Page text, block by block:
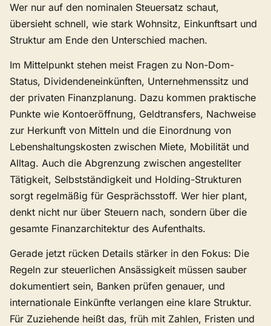
Wer nur auf den nominalen Steuersatz schaut,
übersieht schnell, wie stark Wohnsitz, Einkunftsart und
Struktur am Ende den Unterschied machen.
Im Mittelpunkt stehen meist Fragen zu Non-Dom-
Status, Dividendeneinkünften, Unternehmenssitz und
der privaten Finanzplanung. Dazu kommen praktische
Punkte wie Kontoeröffnung, Geldtransfers, Nachweise
zur Herkunft von Mitteln und die Einordnung von
Lebenshaltungskosten zwischen Miete, Mobilität und
Alltag. Auch die Abgrenzung zwischen angestellter
Tätigkeit, Selbstständigkeit und Holding-Strukturen
sorgt regelmäßig für Gesprächsstoff. Wer hier plant,
denkt nicht nur über Steuern nach, sondern über die
gesamte Finanzarchitektur des Aufenthalts.
Gerade jetzt rücken Details stärker in den Fokus: Die
Regeln zur steuerlichen Ansässigkeit müssen sauber
dokumentiert sein, Banken prüfen genauer, und
internationale Einkünfte verlangen eine klare Struktur.
Für Zuziehende heißt das, früh mit Zahlen, Fristen und